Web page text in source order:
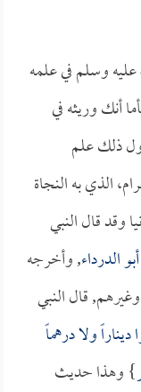
وسلم في علمه
أنك وريثه في
ذلك علم
الذي به النجاة
وقد قال النبي
أبو الدرداء, وأخرجه
وغيرهم, قال النبي
ديناراً ولا درهماً
} وهذا حديث